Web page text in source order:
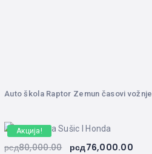
Auto škola Raptor Zemun časovi vožnje
Акција!
рсд80,000.00 рсд76,000.00